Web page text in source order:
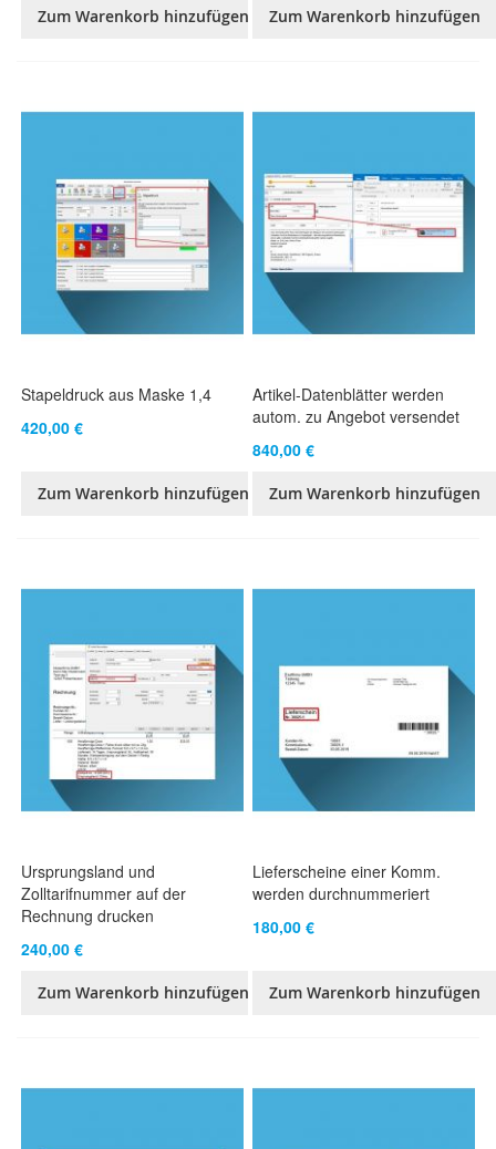
Zum Warenkorb hinzufügen Zum Warenkorb hinzufügen
Stapeldruck aus Maske 1,4
420,00 €
Zum Warenkorb hinzufügen
Artikel-Datenblätter werden
autom. zu Angebot versendet
840,00 €
Zum Warenkorb hinzufügen
Ursprungsland und
Zolltarifnummer auf der
Rechnung drucken
240,00 €
Zum Warenkorb hinzufügen
Lieferscheine einer Komm.
werden durchnummeriert
180,00 €
Zum Warenkorb hinzufügen